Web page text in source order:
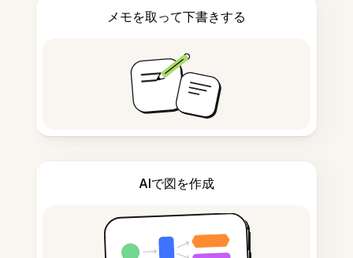
メモを取って下書きする
AIで図を作成